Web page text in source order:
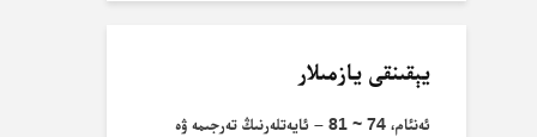
يېقىنقى يازمىلار
ئەنئام، 74 ~ 81 – ئايەتلەرنىڭ تەرجىمە ۋە